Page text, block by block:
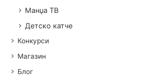
Манџа ТВ
Детско катче
Конкурси
Магазин
Блог